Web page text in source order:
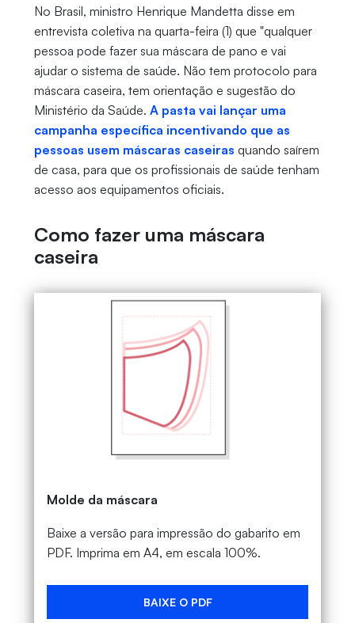
No Brasil, ministro Henrique Mandetta disse em
entrevista coletiva na quarta-feira (1) que "qualquer
pessoa pode fazer sua máscara de pano e vai
ajudar o sistema de saúde. Não tem protocolo para
máscara caseira, tem orientação e sugestão do
Ministério da Saúde. A pasta vai lançar uma
campanha específica incentivando que as
pessoas usem máscaras caseiras quando saírem
de casa, para que os profissionais de saúde tenham
acesso aos equipamentos oficiais.
Como fazer uma máscara
caseira
Molde da máscara
Baixe a versão para impressão do gabarito em
PDF. Imprima em A4, em escala 100%.
BAIXE O PDF